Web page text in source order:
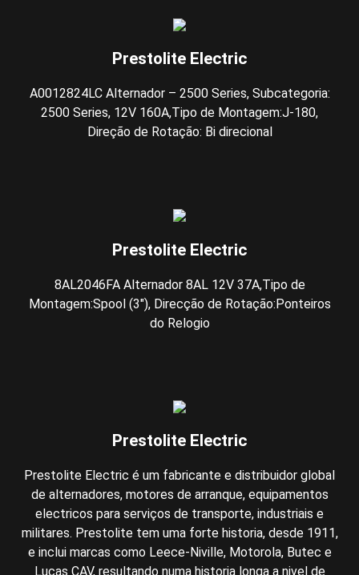
Prestolite Electric
A0012824LC Alternador – 2500 Series, Subcategoria:
2500 Series, 12V 160A,Tipo de Montagem:J-180,
Direção de Rotação: Bi direcional
Prestolite Electric
8AL2046FA Alternador 8AL 12V 37A,Tipo de
Montagem:Spool (3"), Direcção de Rotação:Ponteiros
do Relogio
Prestolite Electric
Prestolite Electric é um fabricante e distribuidor global
de alternadores, motores de arranque, equipamentos
electricos para serviços de transporte, industriais e
militares. Prestolite tem uma forte historia, desde 1911,
e inclui marcas como Leece-Niville, Motorola, Butec e
Lucas CAV, resultando numa historia longa a nivel de